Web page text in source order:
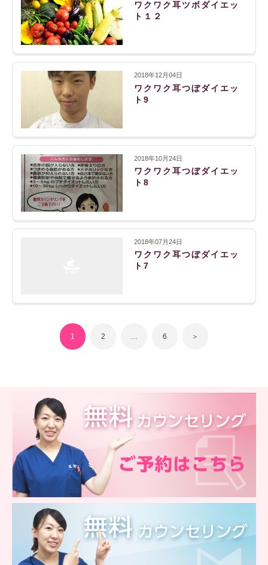
ワクワク耳ツボダイエッ
ト１２
2018年12月04日
ワクワク耳つぼダイエッ
ト9
2018年10月24日
ワクワク耳つぼダイエッ
ト8
2018年07月24日
ワクワク耳つぼダイエッ
ト7
1 2 … 6 ＞